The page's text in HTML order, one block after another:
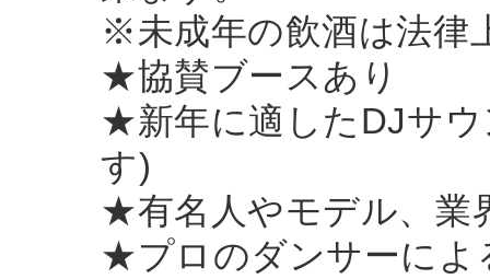
※未成年の飲酒は法律
★協賛ブースあり
★新年に適したDJサウ
す)
★有名人やモデル、業
★プロのダンサーによ